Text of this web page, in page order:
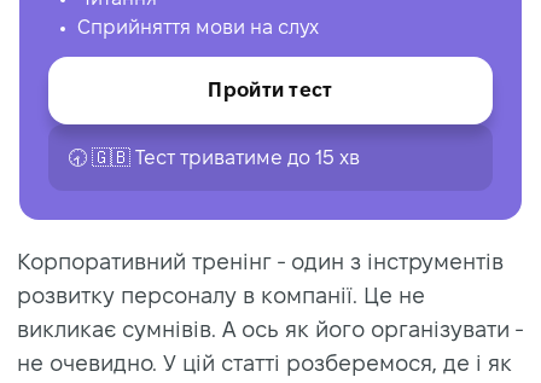
Сприйняття мови на слух
Пройти тест
🕣 🇬🇧 Тест триватиме до 15 хв
Корпоративний тренінг - один з інструментів
розвитку персоналу в компанії. Це не
викликає сумнівів. А ось як його організувати -
не очевидно. У цій статті розберемося, де і як